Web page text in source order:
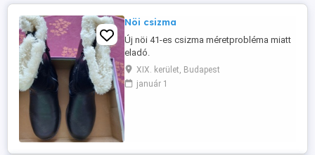
Nöi csizma
Új nöi 41-es csizma méretprobléma miatt
eladó.
XIX. kerület, Budapest
január 1